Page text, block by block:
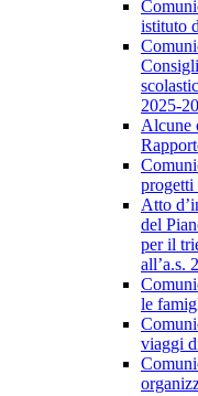
istituto
2025-
Alcune
progetti
Atto
del
per il
all’a.s.
le
viaggi